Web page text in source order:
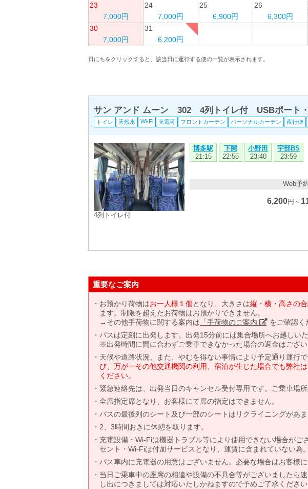
23
7,000円
24
7,000円
25
6,900円
26
6,300円
30
7,000円
31
6,200円
日にちをクリックすると、該当日に運行する便の一覧が表示されます。
サン アンド ムーン 302 4列トイレ付 USBポート
トイレ 天然水 Wi-Fi 充電可 フロントカーテン パーソナルカーテン 夜行便
4列トイレ付
博多駅
21:15
下関
22:55
小野田
23:40
宇部BS
23:59
Web予
6,200円～
重要なご案内
お預かり荷物はお一人様１個となり、大きさは縦・横・高さの
ます。制限を超えたお荷物はお預かりできません。
→その他手荷物に関する案内は 「手荷物のご案内」 をご確認く
バスは定刻に出発します。出発15分前には集合場所へお越しい
※出発時間に間に合わずご乗車できなかった場合の返金はござい
天候や道路状況、また、やむを得ない事情により予定通り運行で
び、万が一その他交通機関の利用、宿泊が生じた場合でも弊社
ください。
緊急連絡先は、出発当日のキャンセル受付専用です。ご乗車場所
全席指定席となり、お客様にて席の指定はできません。
バスの最後列のシート及び一部のシートはリクライニングがあ
2、3時間おきに休憩を取ります。
充電設備・Wi-Fiは機器トラブル等により使用できない場合が
セント・Wi-Fiは付加サービスとなり、運賃に含まれていない為。
バス車内に充電器の用意はございません。必要な場合はお客様に
当日ご乗車中の座席の相違や設備の不具合等がございましたら
し出につきましては対応いたしかねますので予めご了承ください